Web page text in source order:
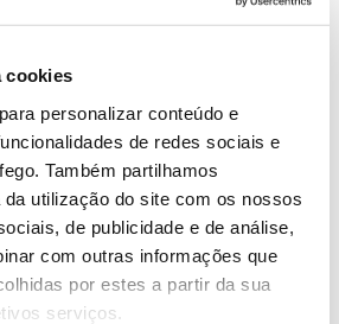
cookies
personalizar conteúdo e
de redes sociais e
Também partilhamos
utilização do site com os nossos
de publicidade e de análise,
com outras informações que
por estes a partir da sua
serviços.
fomentar a partilha de estudos,
aos pomares de frutos
e de outras espécies em risco: